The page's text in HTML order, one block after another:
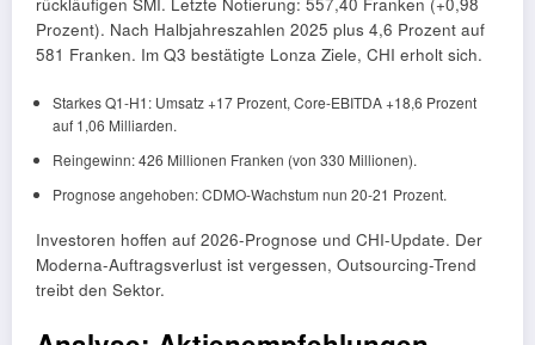
rückläufigen SMI. Letzte Notierung: 557,40 Franken (+0,98
Prozent). Nach Halbjahreszahlen 2025 plus 4,6 Prozent auf
581 Franken. Im Q3 bestätigte Lonza Ziele, CHI erholt sich.
Starkes Q1-H1: Umsatz +17 Prozent, Core-EBITDA +18,6 Prozent
auf 1,06 Milliarden.
Reingewinn: 426 Millionen Franken (von 330 Millionen).
Prognose angehoben: CDMO-Wachstum nun 20-21 Prozent.
Investoren hoffen auf 2026-Prognose und CHI-Update. Der
Moderna-Auftragsverlust ist vergessen, Outsourcing-Trend
treibt den Sektor.